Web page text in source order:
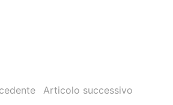
Articolo successivo